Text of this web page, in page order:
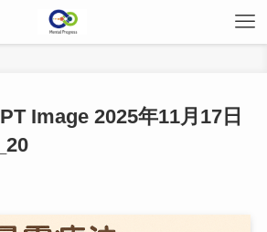
Image 2025年11月17日